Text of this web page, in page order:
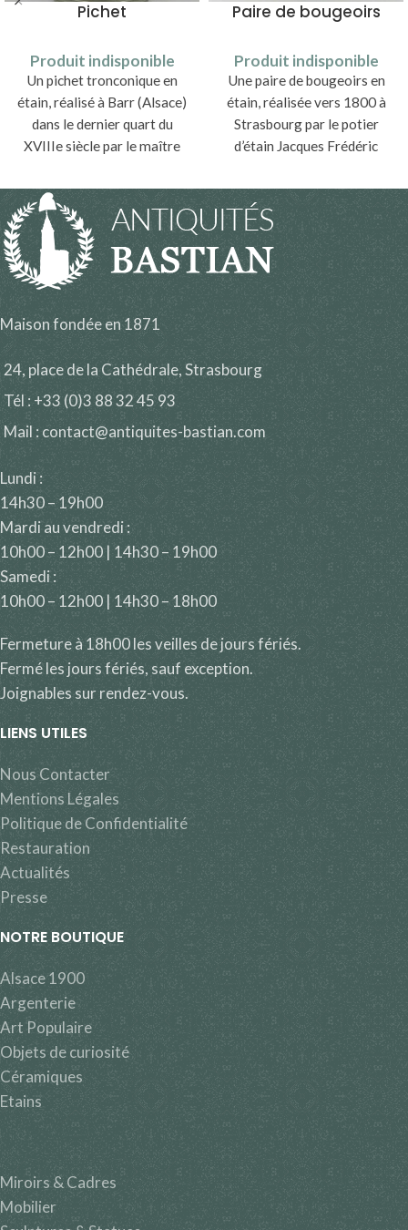
Pichet
Produit indisponible
Un pichet tronconique en
étain, réalisé à Barr (Alsace)
dans le dernier quart du
XVIIIe siècle par le maître
Dietz (1753-1833).
Paire de bougeoirs
Produit indisponible
Une paire de bougeoirs en
étain, réalisée vers 1800 à
Strasbourg par le potier
d’étain Jacques Frédéric
Maison fondée en 1871
24, place de la Cathédrale, Strasbourg
Tél : +33 (0)3 88 32 45 93
Mail : contact@antiquites-bastian.com
Lundi :
14h30 – 19h00
Mardi au vendredi :
10h00 – 12h00 | 14h30 – 19h00
Samedi :
10h00 – 12h00 | 14h30 – 18h00
Fermeture à 18h00 les veilles de jours fériés.
Fermé les jours fériés, sauf exception.
Joignables sur rendez-vous.
LIENS UTILES
Nous Contacter
Mentions Légales
Politique de Confidentialité
Restauration
Actualités
Presse
NOTRE BOUTIQUE
Alsace 1900
Argenterie
Art Populaire
Objets de curiosité
Céramiques
Etains
Miroirs & Cadres
Mobilier